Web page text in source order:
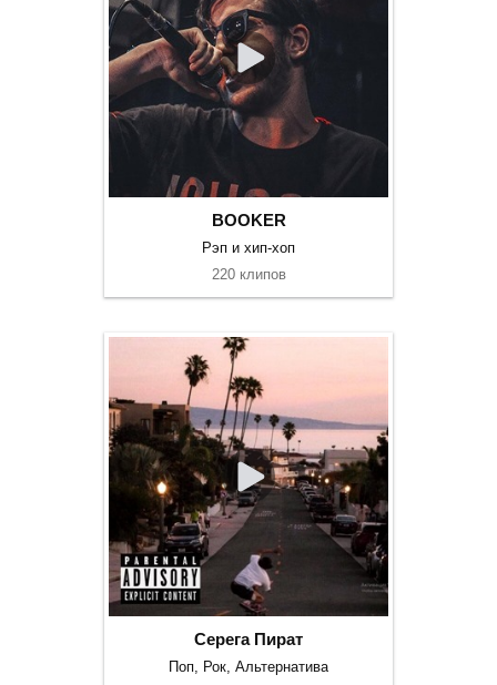
BOOKER
Рэп и хип-хоп
220 клипов
Серега Пират
Поп, Рок, Альтернатива